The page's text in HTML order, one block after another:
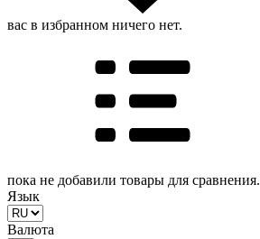
вас в избранном ничего нет.
пока не добавили товары для сравнения.
Язык
Валюта